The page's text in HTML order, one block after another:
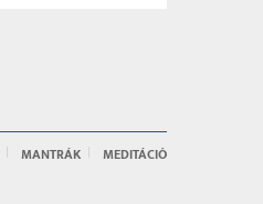
MANTRÁK MEDITÁCIÓ